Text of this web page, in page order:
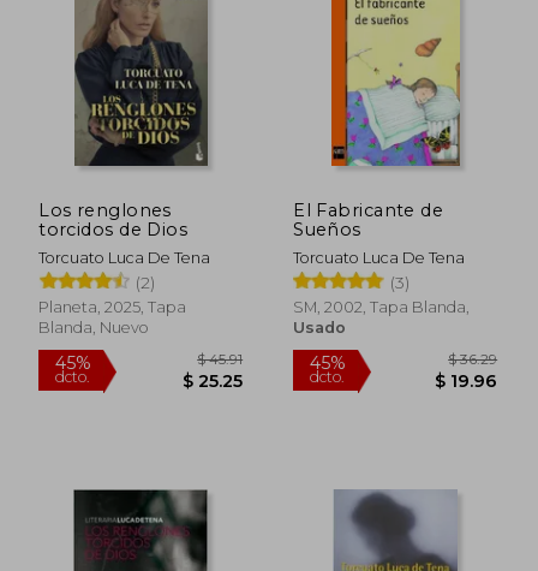
45%
dcto. $ 26.63
45%
dcto.
Los renglones
torcidos de Dios
Torcuato Luca De Tena
(2)
Planeta, 2025, Tapa
Blanda, Nuevo
El Fabricante de
Sueños
Torcuato Luca De Tena
(3)
SM, 2002, Tapa Blanda,
Usado